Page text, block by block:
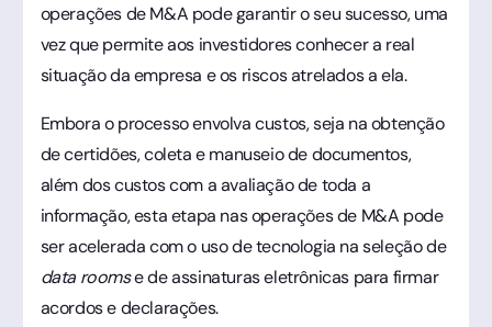
operações de M&A pode garantir o seu sucesso, uma
vez que permite aos investidores conhecer a real
situação da empresa e os riscos atrelados a ela.
Embora o processo envolva custos, seja na obtenção
de certidões, coleta e manuseio de documentos,
além dos custos com a avaliação de toda a
informação, esta etapa nas operações de M&A pode
ser acelerada com o uso de tecnologia na seleção de
data roomse de assinaturas eletrônicas para firmar
acordos e declarações.